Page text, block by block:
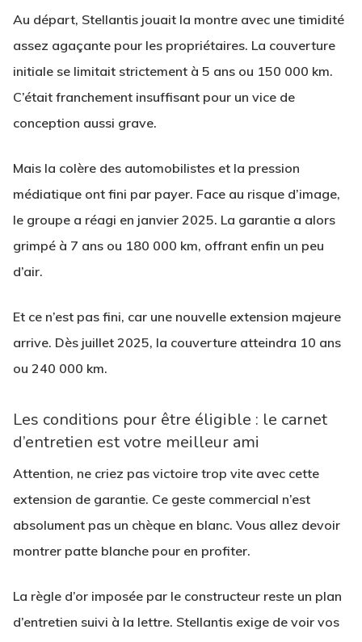
Au départ, Stellantis jouait la montre avec une timidité
assez agaçante pour les propriétaires. La couverture
initiale se limitait strictement à 5 ans ou 150 000 km.
C’était franchement insuffisant pour un vice de
conception aussi grave.
Mais la colère des automobilistes et la pression
médiatique ont fini par payer. Face au risque d’image,
le groupe a réagi en janvier 2025. La garantie a alors
grimpé à 7 ans ou 180 000 km, offrant enfin un peu
d’air.
Et ce n’est pas fini, car une nouvelle extension majeure
arrive. Dès juillet 2025, la couverture atteindra 10 ans
ou 240 000 km.
Les conditions pour être éligible : le carnet
d’entretien est votre meilleur ami
Attention, ne criez pas victoire trop vite avec cette
extension de garantie. Ce geste commercial n’est
absolument pas un chèque en blanc. Vous allez devoir
montrer patte blanche pour en profiter.
La règle d’or imposée par le constructeur reste un plan
d’entretien suivi à la lettre. Stellantis exige de voir vos